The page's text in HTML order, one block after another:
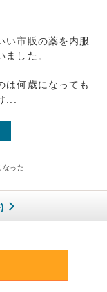
い市販の薬を内服
した。
は何歳になっても
...
なった